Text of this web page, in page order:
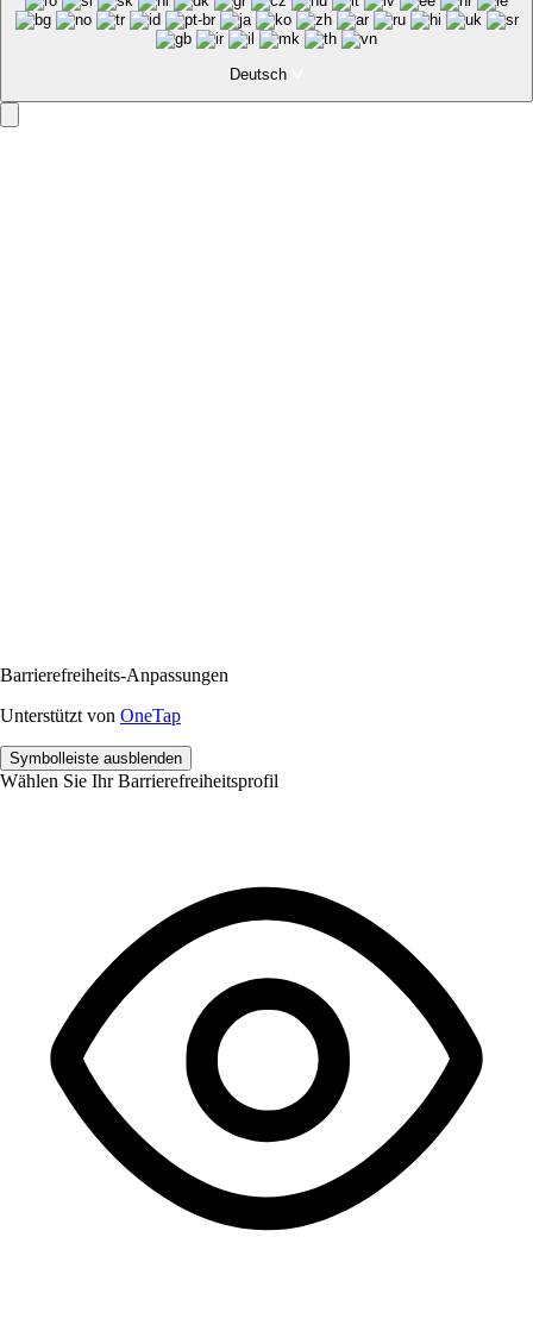
Deutsch
Barrierefreiheits-Anpassungen
Unterstützt von OneTap
Symbolleiste ausblenden
Wählen Sie Ihr Barrierefreiheitsprofil